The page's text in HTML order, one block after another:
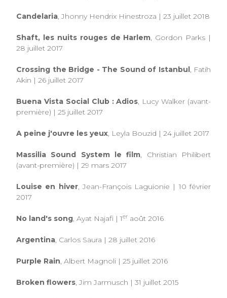
Candelaria, Jhonny Hendrix Hinestroza | 23 juillet 2018
Shaft, les nuits rouges de Harlem, Gordon Parks |
28 juillet 2017
Crossing the Bridge - The Sound of Istanbul, Fatih
Akin | 26 juillet 2017
Buena Vista Social Club : Adios, Lucy Walker (avant-
première) | 25 juillet 2017
A peine j'ouvre les yeux, Leyla Bouzid | 24 juillet 2017
Massilia Sound System le film, Christian Philibert
(avant-première) | 29 mars 2017
Louise en hiver, Jean-François Laguionie | 10 février
2017
No land's song, Ayat Najafi | 1er août 2016
Argentina, Carlos Saura | 28 juillet 2016
Purple Rain, Albert Magnoli | 25 juillet 2016
Broken flowers, Jim Jarmusch | 31 juillet 2015